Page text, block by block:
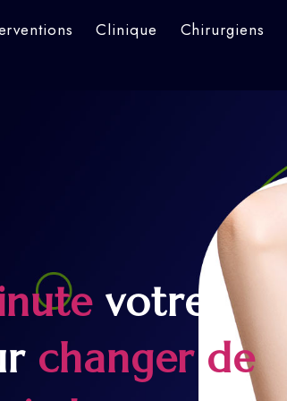
Clinique Chirurgiens
votre
changer de